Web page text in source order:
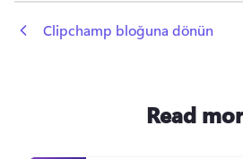
Clipchamp bloğuna dönün
Read